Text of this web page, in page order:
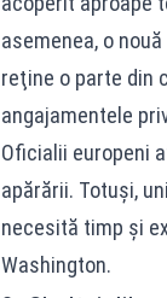
asemenea, o
reţine o parte din
angajamentele
Oficialii europeni
apărării. Totuşi,
necesită timp şi
Washington.